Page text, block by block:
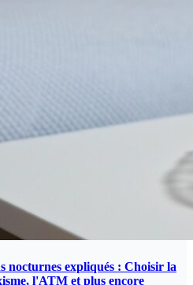
nocturnes expliqués : Choisir la
l'ATM et plus encore